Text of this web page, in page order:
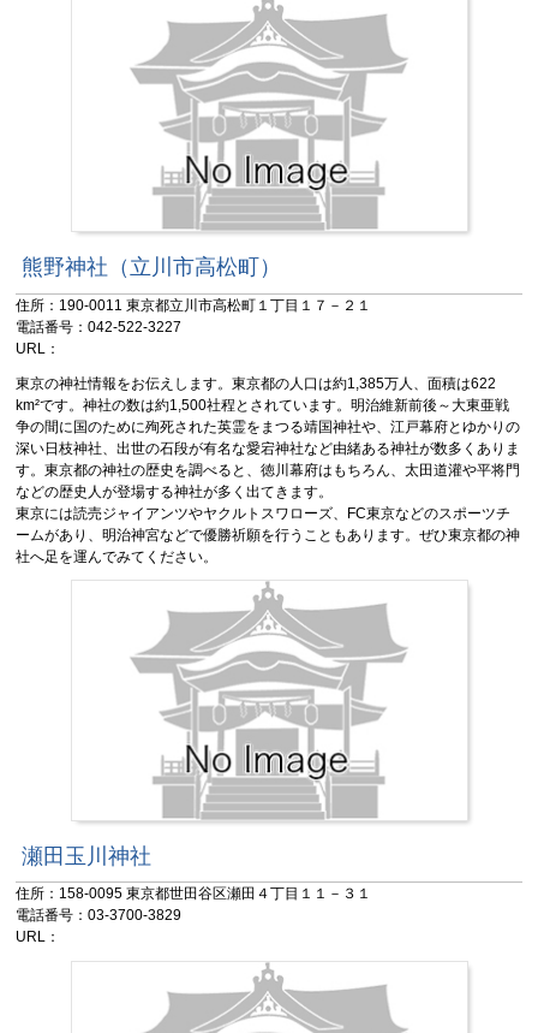
熊野神社（立川市高松町）
住所：190-0011 東京都立川市高松町１丁目１７－２１
電話番号：042-522-3227
URL：
東京の神社情報をお伝えします。東京都の人口は約1,385万人、面積は622
km²です。神社の数は約1,500社程とされています。明治維新前後～大東亜戦
争の間に国のために殉死された英霊をまつる靖国神社や、江戸幕府とゆかりの
深い日枝神社、出世の石段が有名な愛宕神社など由緒ある神社が数多くありま
す。東京都の神社の歴史を調べると、徳川幕府はもちろん、太田道灌や平将門
などの歴史人が登場する神社が多く出てきます。
東京には読売ジャイアンツやヤクルトスワローズ、FC東京などのスポーツチ
ームがあり、明治神宮などで優勝祈願を行うこともあります。ぜひ東京都の神
社へ足を運んでみてください。
瀬田玉川神社
住所：158-0095 東京都世田谷区瀬田４丁目１１－３１
電話番号：03-3700-3829
URL：